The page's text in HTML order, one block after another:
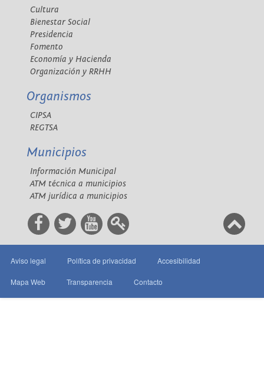
Cultura
Bienestar Social
Presidencia
Fomento
Economía y Hacienda
Organización y RRHH
Organismos
CIPSA
REGTSA
Municipios
Información Municipal
ATM técnica a municipios
ATM jurídica a municipios
Aviso legal Política de privacidad Accesibilidad
Mapa Web Transparencia Contacto